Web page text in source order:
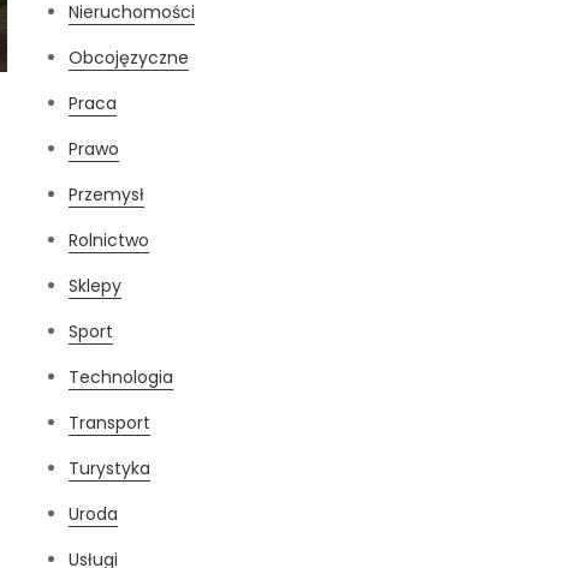
Nieruchomości
Obcojęzyczne
Praca
Prawo
Przemysł
Rolnictwo
Sklepy
Sport
Technologia
Transport
Turystyka
Uroda
Usługi